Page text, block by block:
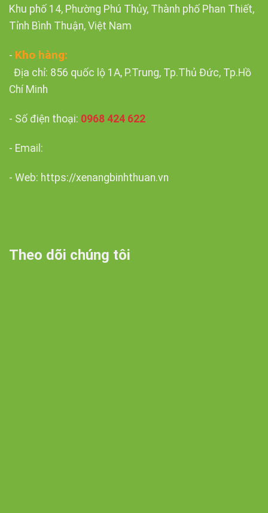
Khu phố 14, Phường Phú Thủy, Thành phố Phan Thiết,
Tỉnh Bình Thuận, Việt Nam
- Kho hàng:
Địa chỉ: 856 quốc lộ 1A, P.Trung, Tp.Thủ Đức, Tp.Hồ
Chí Minh
- Số điện thoại: 0968 424 622
- Email:
- Web: https://xenangbinhthuan.vn
Theo dõi chúng tôi